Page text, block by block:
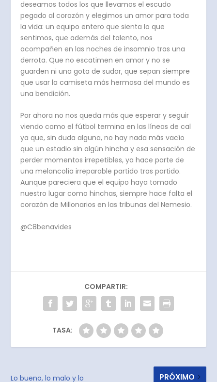
deseamos todos los que llevamos el escudo
pegado al corazón y elegimos un amor para toda
la vida: un equipo entero que sienta lo que
sentimos, que además del talento, nos
acompañen en las noches de insomnio tras una
derrota. Que no escatimen en amor y no se
guarden ni una gota de sudor, que sepan siempre
que usar la camiseta más hermosa del mundo es
una bendición.
Por ahora no nos queda más que esperar y seguir
viendo como el fútbol termina en las líneas de cal
ya que, sin duda alguna, no hay nada más vacío
que un estadio sin algún hincha y esa sensación de
perder momentos irrepetibles, ya hace parte de
una melancolía irreparable partido tras partido.
Aunque pareciera que el equipo haya tomado
nuestro lugar como hinchas, siempre hace falta el
corazón de Millonarios en las tribunas del Nemesio.
@C8benavides
COMPARTIR:
TASA:
Lo bueno, lo malo y lo
PRÓXIMO